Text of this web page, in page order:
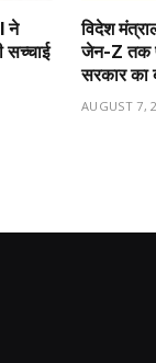
ने
सच्चाई
विदेश
जेन-Z तक
सरकार का
AUGUST 7,